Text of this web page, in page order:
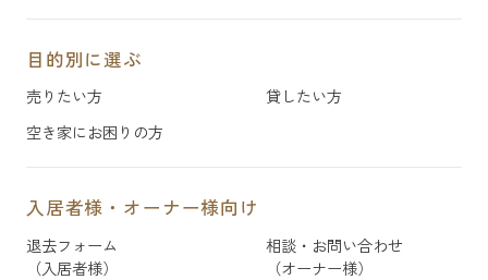
目的別に選ぶ
売りたい方
貸したい方
空き家にお困りの方
入居者様・オーナー様向け
退去フォーム
（入居者様）
相談・お問い合わせ
（オーナー様）